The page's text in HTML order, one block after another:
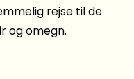
rejse til de
og omegn.